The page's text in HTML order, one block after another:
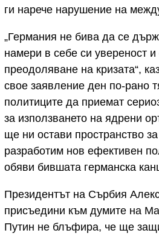
ги нарече нарушение на
„Германия не бива да се
намери в себе си увереност и
преодоляване на кризата“,
свое заявление ден по-рано
политиците да приемат
за използването на ядрени
ще ни остави пространство
разработим нов ефективен
обяви бившата германска
Президентът на Сърбия
присъедини към думите на
Путин не блъфира, че ще